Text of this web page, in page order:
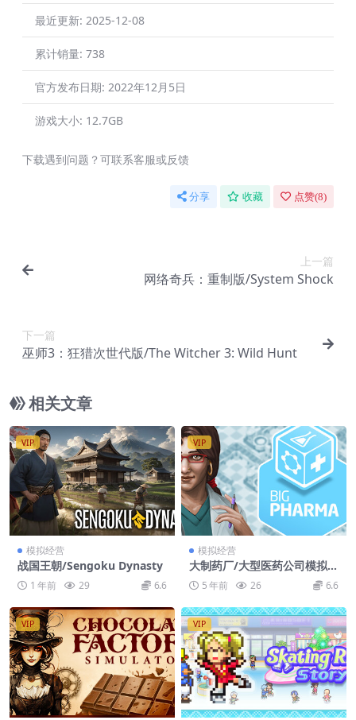
最近更新: 2025-12-08
累计销量: 738
官方发布日期: 2022年12月5日
游戏大小: 12.7GB
下载遇到问题？可联系客服或反馈
分享 收藏 点赞(8)
上一篇
网络奇兵：重制版/System Shock
下一篇
巫师3：狂猎次世代版/The Witcher 3: Wild Hunt
相关文章
VIP
模拟经营
战国王朝/Sengoku Dynasty
1 年前 29 6.6
VIP
模拟经营
大制药厂/大型医药公司模拟/
Big Pharma
5 年前 26 6.6
VIP VIP